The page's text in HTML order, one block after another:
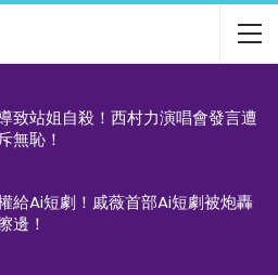
致站姐自殺！西村力演唱會發言遭
無恥！
給Ai短劇！戚薇首部Ai短劇被炮轟
邊！